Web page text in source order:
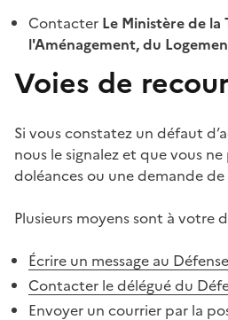
Contacter Le Ministère de
l'Aménagement, du
Voies de
Si vous constatez un défaut
nous le signalez et que vous
doléances ou une demande
Plusieurs moyens sont à votre
Écrire un message au
Contacter le délégué du
Envoyer un courrier par la